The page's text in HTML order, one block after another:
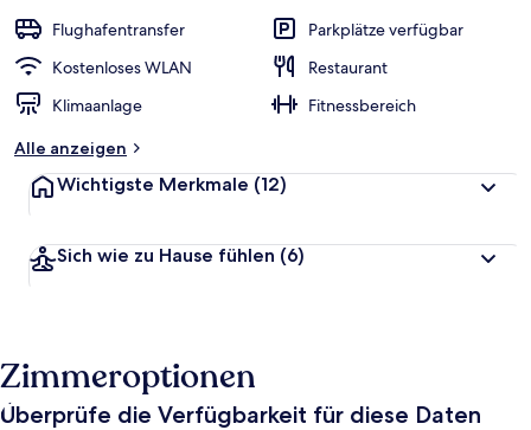
Flughafentransfer
Parkplätze verfügbar
Kostenloses WLAN
Restaurant
Klimaanlage
Fitnessbereich
Alle anzeigen
Wichtigste Merkmale (12)
Sich wie zu Hause fühlen (6)
Zimmeroptionen
Überprüfe die Verfügbarkeit für diese Daten